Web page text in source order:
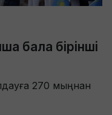
бала бірінші
270 мыңнан